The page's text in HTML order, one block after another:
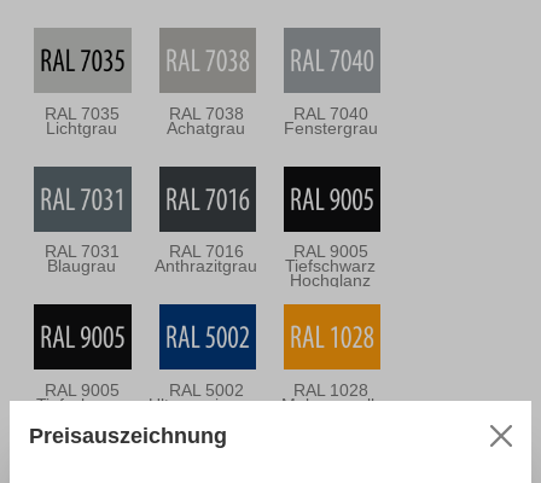
RAL 7035
Lichtgrau
RAL 7038
Achatgrau
RAL 7040
Fenstergrau
RAL 7031
Blaugrau
RAL 7016
Anthrazitgrau
RAL 9005
Tiefschwarz
Hochglanz
RAL 9005
Tiefschwarz
RAL 5002
Ultramarineblau
RAL 1028
Melonengelb
Preisauszeichnung